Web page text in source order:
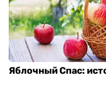
Яблочный Спас: